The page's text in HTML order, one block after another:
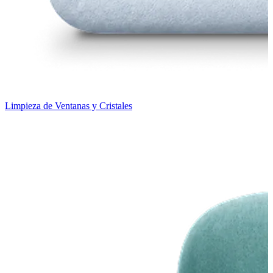
Limpieza de Ventanas y Cristales